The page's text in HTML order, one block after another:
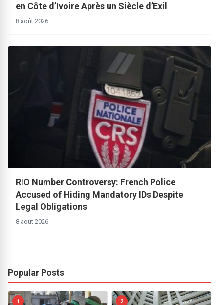
en Côte d’Ivoire Après un Siècle d’Exil
8 août 2026
RIO Number Controversy: French Police
Accused of Hiding Mandatory IDs Despite
Legal Obligations
8 août 2026
Popular Posts
1 2